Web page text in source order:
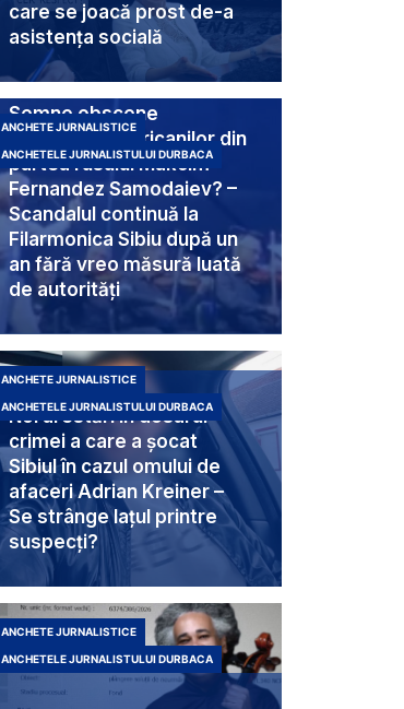
care se joacă prost de-a
asistența socială
Semne obscene
destinate americanilor din
partea rusului Makcim
Fernandez Samodaiev? –
Scandalul continuă la
Filarmonica Sibiu după un
an fără vreo măsură luată
de autorități
ANCHETE JURNALISTICE
ANCHETELE JURNALISTULUI DURBACA
Noi arestări în dosarul
crimei a care a șocat
Sibiul în cazul omului de
afaceri Adrian Kreiner –
Se strânge lațul printre
suspecți?
ANCHETE JURNALISTICE
ANCHETELE JURNALISTULUI DURBACA
ANCHETE JURNALISTICE
ANCHETELE JURNALISTULUI DURBACA